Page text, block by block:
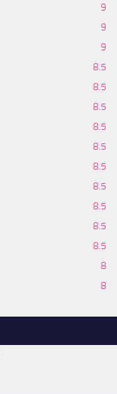
9
9
9
8.5
8.5
8.5
8.5
8.5
8.5
8.5
8.5
8.5
8.5
8
8